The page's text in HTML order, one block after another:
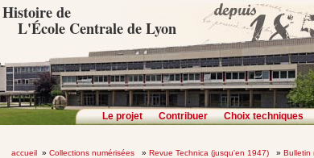
Histoire de
L'École Centrale de Lyon
Le projet Contribuer Choix techniques
accueil» Collections numérisées » Revue Technica (jusqu'en 1947) » Bulletin